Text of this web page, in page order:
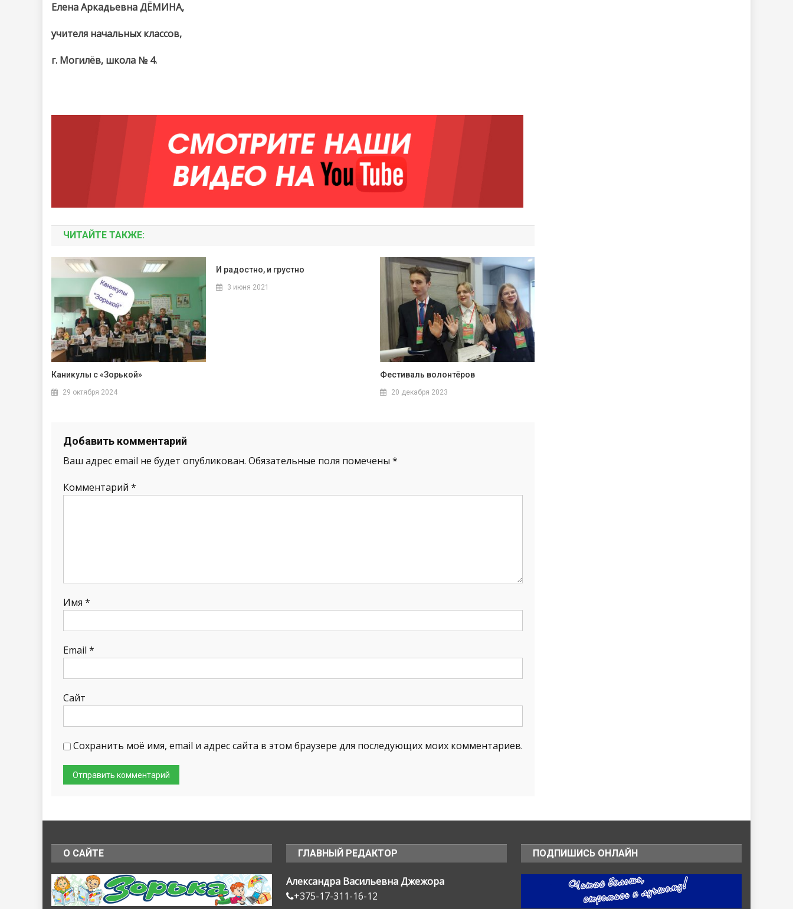
Елена Аркадьевна ДЁМИНА,
учителя начальных классов,
г. Могилёв, школа № 4.
ЧИТАЙТЕ ТАКЖЕ:
Каникулы с «Зорькой»
29 октября 2024
И радостно, и грустно
3 июня 2021
Фестиваль волонтёров
20 декабря 2023
Добавить комментарий
Ваш адрес email не будет опубликован. Обязательные поля помечены *
Комментарий *
Имя *
Email *
Сайт
Сохранить моё имя, email и адрес сайта в этом браузере для последующих моих комментариев.
О САЙТЕ ГЛАВНЫЙ РЕДАКТОР
Александра Васильевна Джежора
+375-17-311-16-12
ПОДПИШИСЬ ОНЛАЙН